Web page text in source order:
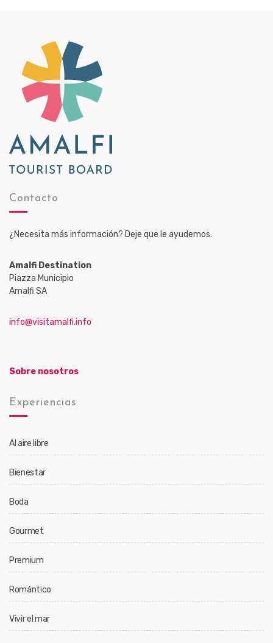
Contacto
¿Necesita más información? Deje que le ayudemos.
Amalfi Destination
Piazza Municipio
Amalfi SA
info@visitamalfi.info
Sobre nosotros
Experiencias
Al aire libre
Bienestar
Boda
Gourmet
Premium
Romántico
Vivir el mar